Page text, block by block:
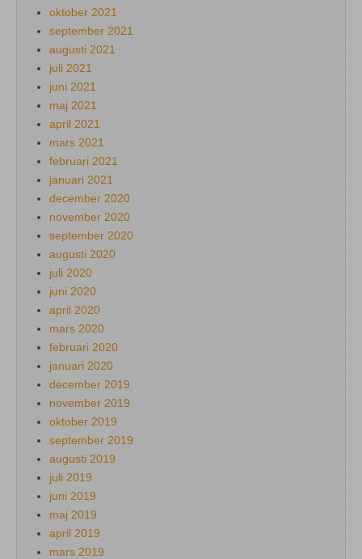
oktober 2021
september 2021
augusti 2021
juli 2021
juni 2021
maj 2021
april 2021
mars 2021
februari 2021
januari 2021
december 2020
november 2020
september 2020
augusti 2020
juli 2020
juni 2020
april 2020
mars 2020
februari 2020
januari 2020
december 2019
november 2019
oktober 2019
september 2019
augusti 2019
juli 2019
juni 2019
maj 2019
april 2019
mars 2019